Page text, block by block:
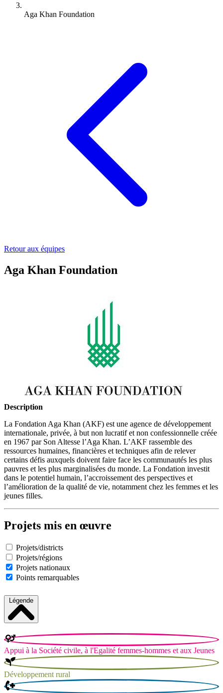
Aga Khan Foundation
Retour aux équipes
Aga Khan Foundation
Description
La Fondation Aga Khan (AKF) est une agence de développement
internationale, privée, à but non lucratif et non confessionnelle créée
en 1967 par Son Altesse l’Aga Khan. L’AKF rassemble des
ressources humaines, financières et techniques afin de relever
certains défis auxquels doivent faire face les communautés les plus
pauvres et les plus marginalisées du monde. La Fondation investit
dans le potentiel humain, l’accroissement des perspectives et
l’amélioration de la qualité de vie, notamment chez les femmes et les
jeunes filles.
Projets mis en œuvre
Projets/districts
Projets/régions
Projets nationaux
Points remarquables
Légende
Appui à la Société civile, à l'Egalité femmes-hommes et aux Jeunes
Développement rural